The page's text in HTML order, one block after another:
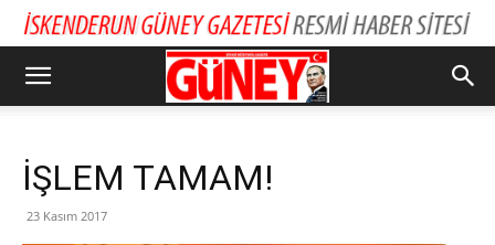
İŞLEM TAMAM!
23 Kasım 2017